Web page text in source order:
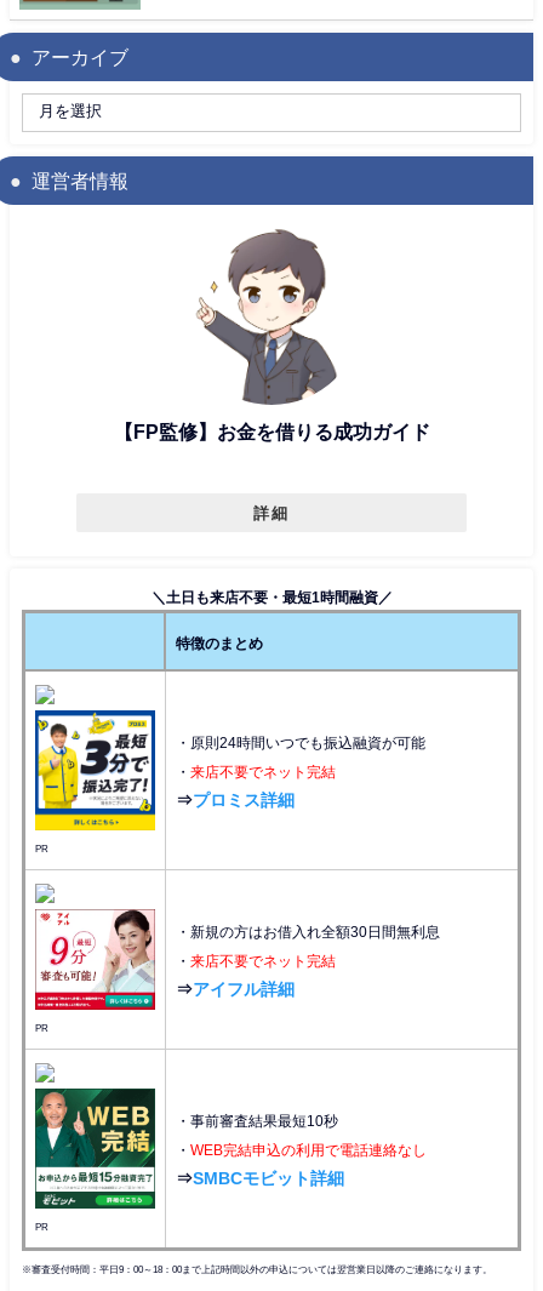
アーカイブ
運営者情報
【FP監修】お金を借りる成功ガイド
詳細
＼土日も来店不要・最短1時間融資／
特徴のまとめ
PR
・原則24時間いつでも振込融資が可能
・ 来店不要でネット完結
⇒プロミス詳細
PR
・新規の方はお借入れ全額30日間無利息
・ 来店不要でネット完結
⇒アイフル詳細
PR
・事前審査結果最短10秒
・ WEB完結申込の利用で電話連絡なし
⇒SMBCモビット詳細
※審査受付時間：平日9：00～18：00まで上記時間以外の申込については翌営業日以降のご連絡になります。